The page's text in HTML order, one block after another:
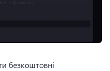
безкоштовні